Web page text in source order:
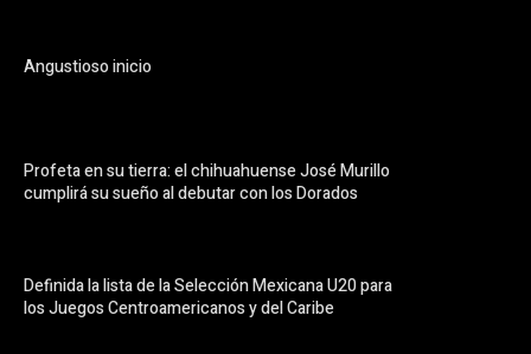
Angustioso inicio
Profeta en su tierra: el chihuahuense José Murillo
cumplirá su sueño al debutar con los Dorados
Definida la lista de la Selección Mexicana U20 para
los Juegos Centroamericanos y del Caribe